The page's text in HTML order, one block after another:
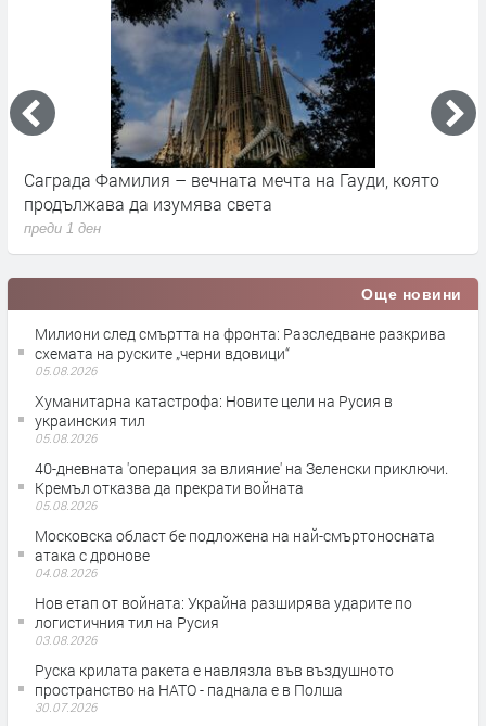
Саграда Фамилия – вечната мечта на Гауди, която
продължава да изумява света
преди 1 ден
Още новини
Милиони след смъртта на фронта: Разследване разкрива
схемата на руските „черни вдовици“
05.08.2026
Хуманитарна катастрофа: Новите цели на Русия в
украинския тил
05.08.2026
40-дневната 'операция за влияние' на Зеленски приключи.
Кремъл отказва да прекрати войната
05.08.2026
Московска област бе подложена на най-смъртоносната
атака с дронове
04.08.2026
Нов етап от войната: Украйна разширява ударите по
логистичния тил на Русия
03.08.2026
Руска крилата ракета е навлязла във въздушното
пространство на НАТО - паднала е в Полша
30.07.2026